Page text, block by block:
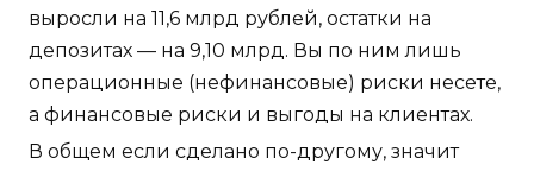
выросли на 11,6 млрд рублей, остатки на
депозитах — на 9,10 млрд. Вы по ним лишь
операционные (нефинансовые) риски несете,
а финансовые риски и выгоды на клиентах.
В общем если сделано по-другому, значит